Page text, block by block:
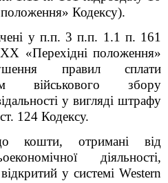
положення» Кодексу).
у п.п. 3 п.п. 1.1 п. 161
XX «Перехідні положення»
правил сплати
військового збору
у вигляді штрафу
124 Кодексу.
кошти, отримані від
діяльності,
у системіWestern